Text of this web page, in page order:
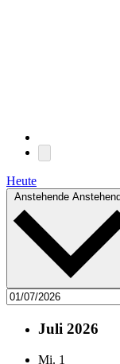
Heute
Anstehende
Juli 2026
Mi. 1